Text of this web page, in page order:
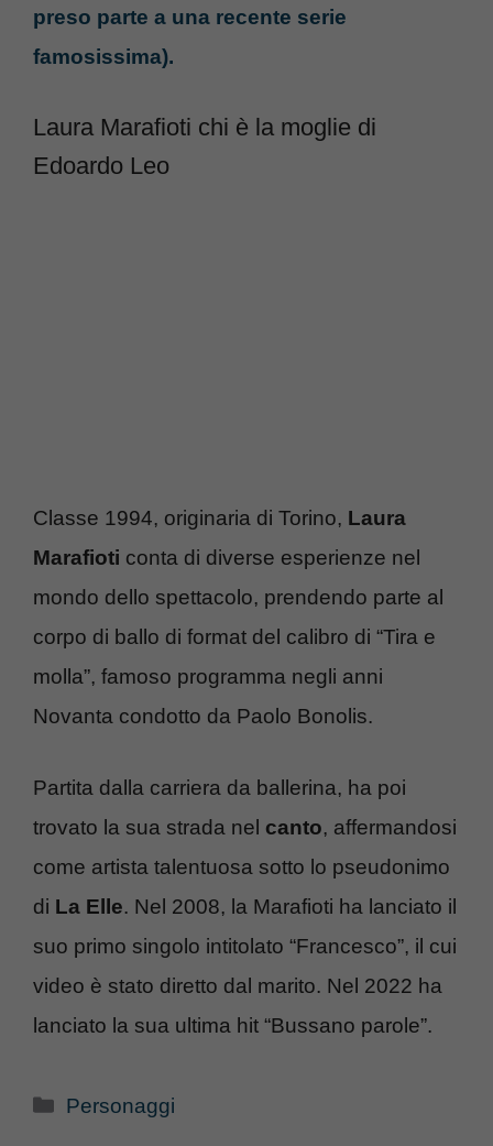
preso parte a una recente serie
famosissima).
Laura Marafioti chi è la moglie di
Edoardo Leo
Classe 1994, originaria di Torino, Laura
Marafioti conta di diverse esperienze nel
mondo dello spettacolo, prendendo parte al
corpo di ballo di format del calibro di “Tira e
molla”, famoso programma negli anni
Novanta condotto da Paolo Bonolis.
Partita dalla carriera da ballerina, ha poi
trovato la sua strada nel canto, affermandosi
come artista talentuosa sotto lo pseudonimo
di La Elle. Nel 2008, la Marafioti ha lanciato il
suo primo singolo intitolato “Francesco”, il cui
video è stato diretto dal marito. Nel 2022 ha
lanciato la sua ultima hit “Bussano parole”.
Categorie
Personaggi